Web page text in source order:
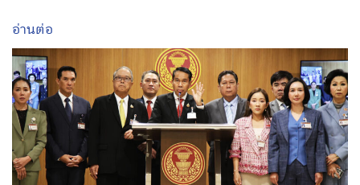
อ่านต่อ